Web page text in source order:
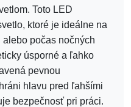
Toto LED
ktoré je ideálne na
alebo počas nočných
úsporné a ľahko
pevnou
hlavu pred ľahšími
bezpečnosť pri práci.